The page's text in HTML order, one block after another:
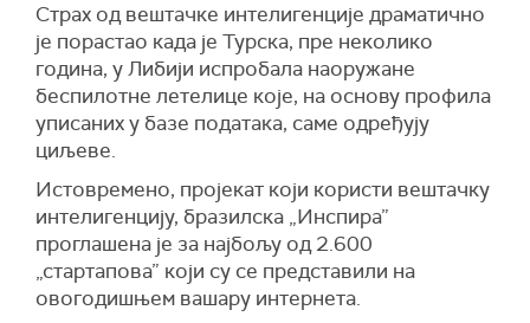
Страх од вештачке интелигенције драматично
је порастао када је Турска, пре неколико
година, у Либији испробала наоружане
беспилотне летелице које, на основу профила
уписаних у базе података, саме одређују
циљеве.
Истовремено, пројекат који користи вештачку
интелигенцију, бразилска „Инспира”
проглашена је за најбољу од 2.600
„стартапова” који су се представили на
овогодишњем вашару интернета.